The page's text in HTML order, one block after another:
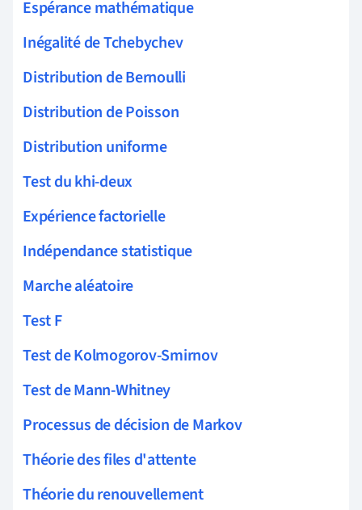
Espérance mathématique
Inégalité de Tchebychev
Distribution de Bernoulli
Distribution de Poisson
Distribution uniforme
Test du khi-deux
Expérience factorielle
Indépendance statistique
Marche aléatoire
Test F
Test de Kolmogorov-Smirnov
Test de Mann-Whitney
Processus de décision de Markov
Théorie des files d'attente
Théorie du renouvellement